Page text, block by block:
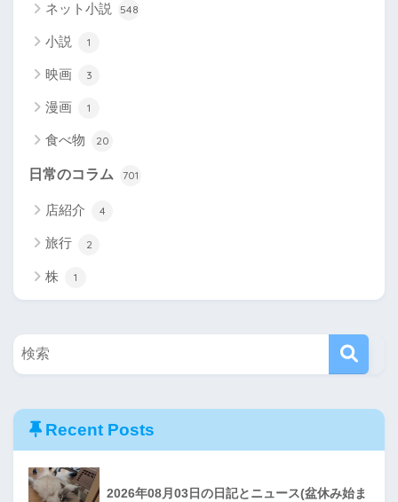
ネット小説 548
小説 1
映画 3
漫画 1
食べ物 20
日常のコラム 701
店紹介 4
旅行 2
株 1
Recent Posts
2026年08月03日の日記とニュース(盆休み始ま